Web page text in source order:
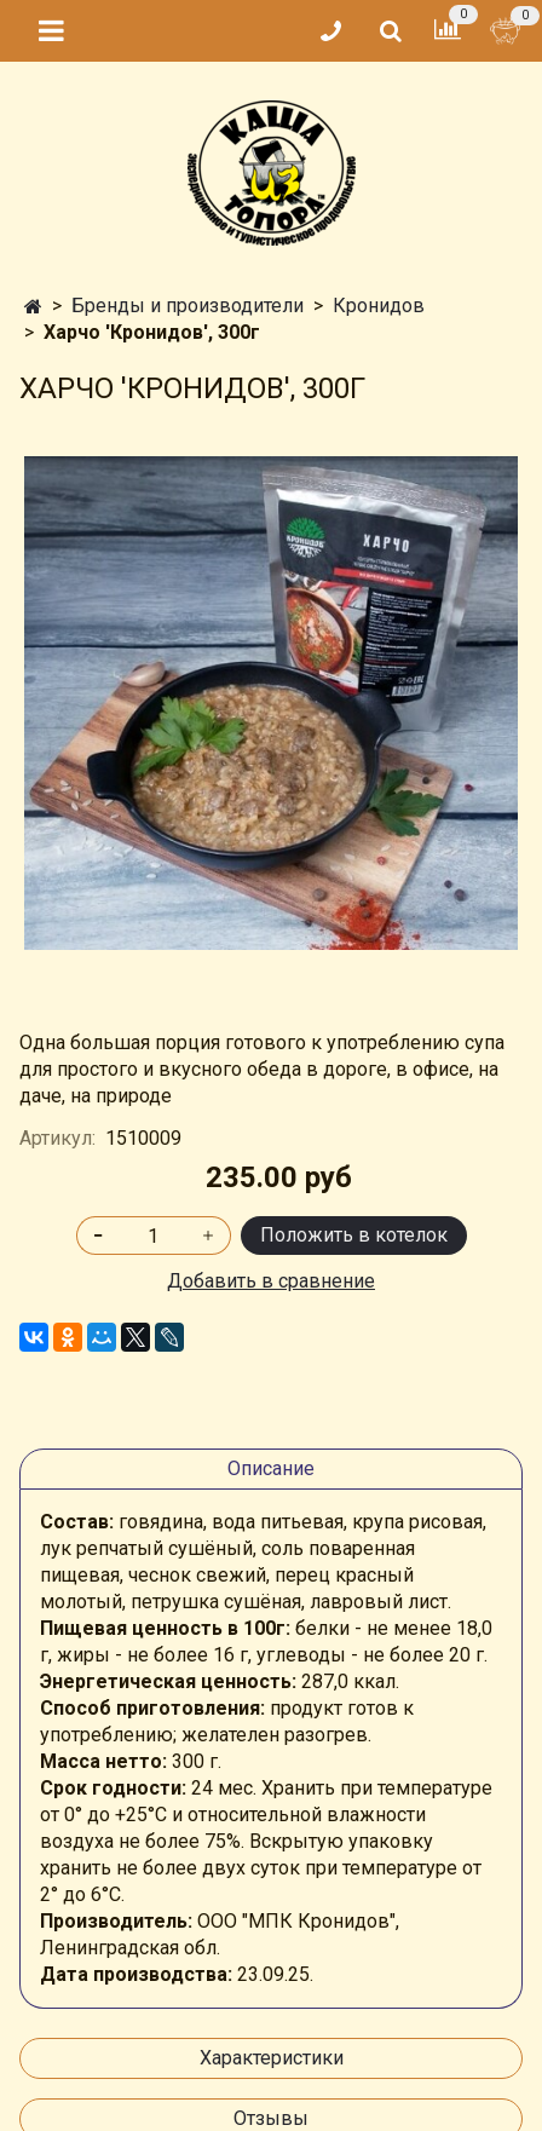
0 0
Бренды и производители
Кронидов
Харчо 'Кронидов', 300г
ХАРЧО 'КРОНИДОВ', 300Г
Одна большая порция готового к употреблению супа
для простого и вкусного обеда в дороге, в офисе, на
даче, на природе
Артикул: 1510009
235.00 руб
Положить в котелок
Добавить в сравнение
Описание
Состав: говядина, вода питьевая, крупа рисовая,
лук репчатый сушёный, соль поваренная
пищевая, чеснок свежий, перец красный
молотый, петрушка сушёная, лавровый лист.
Пищевая ценность в 100г: белки - не менее 18,0
г, жиры - не более 16 г, углеводы - не более 20 г.
Энергетическая ценность: 287,0 ккал.
Способ приготовления: продукт готов к
употреблению; желателен разогрев.
Масса нетто: 300 г.
Срок годности: 24 мес. Хранить при температуре
от 0° до +25°C и относительной влажности
воздуха не более 75%. Вскрытую упаковку
хранить не более двух суток при температуре от
2° до 6°C.
Производитель: ООО "МПК Кронидов",
Ленинградская обл.
Дата производства: 23.09.25.
Характеристики
Отзывы